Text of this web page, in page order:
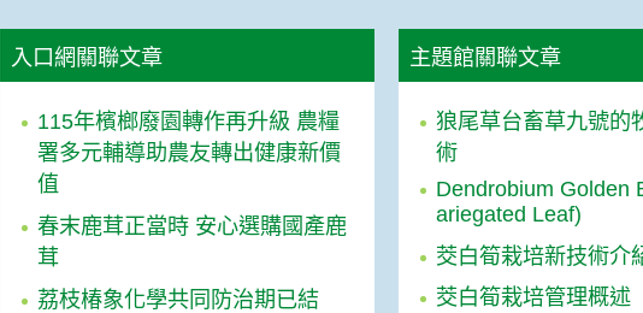
入口網關聯文章
115年檳榔廢園轉作再升級 農糧
署多元輔導助農友轉出健康新價
值
春末鹿茸正當時 安心選購國產鹿
茸
荔枝椿象化學共同防治期已結
主題館關聯文章
狼尾草台畜草九號的
術
Dendrobium Golden
ariegated Leaf)
茭白筍栽培新技術介
茭白筍栽培管理概述